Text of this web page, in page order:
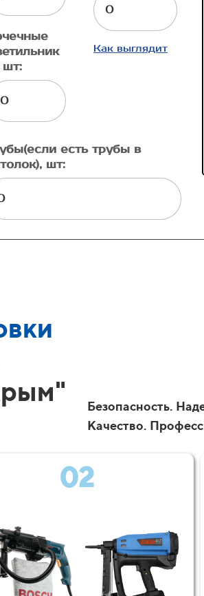
шт:
Как выглядит
есть трубы в
шт:
Безопасность.
Качество.
02